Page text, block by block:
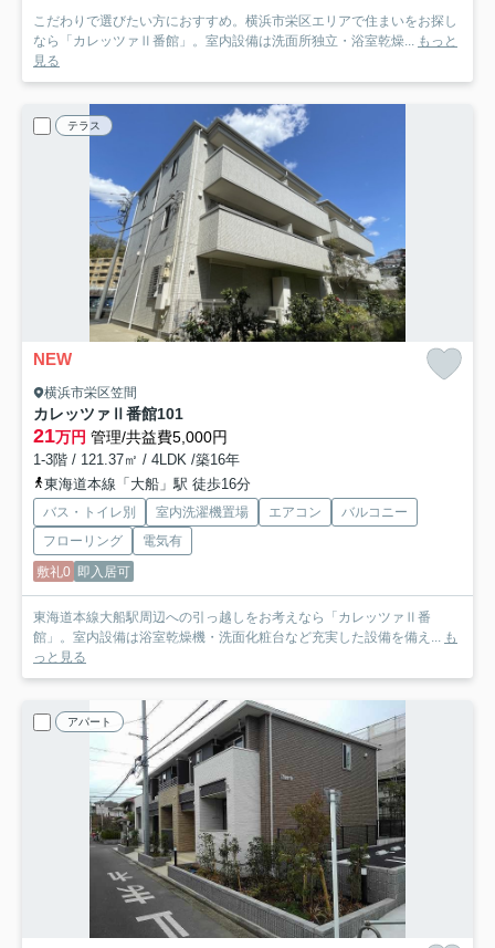
こだわりで選びたい方におすすめ。横浜市栄区エリアで住まいをお探し
なら「カレッツァⅡ番館」。室内設備は洗面所独立・浴室乾燥... もっと
見る
テラス
NEW
横浜市栄区笠間
カレッツァⅡ番館101
21万円 管理/共益費5,000円
1-3階 / 121.37㎡ / 4LDK /築16年
東海道本線「大船」駅 徒歩16分
バス・トイレ別 室内洗濯機置場 エアコン
バルコニー
フローリング
電気有
敷礼0 即入居可
東海道本線大船駅周辺への引っ越しをお考えなら「カレッツァⅡ番
館」。室内設備は浴室乾燥機・洗面化粧台など充実した設備を備え... も
っと見る
アパート